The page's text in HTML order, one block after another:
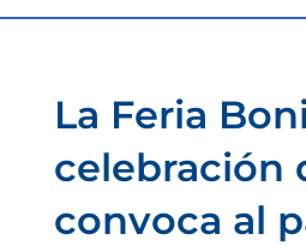
La Feria
celebración
convoca al